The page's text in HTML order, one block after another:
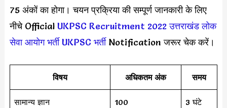
75 अंकों का होगा। चयन प्रक्रिया की सम्पूर्ण जानकारी के लिए
नीचे Official UKPSC Recruitment 2022 उत्तराखंड लोक
सेवा आयोग भर्ती UKPSC भर्तीNotification जरूर चेक करें।
विषय अधिकतम अंक समय
सामान्य ज्ञान 100 3 घंटे